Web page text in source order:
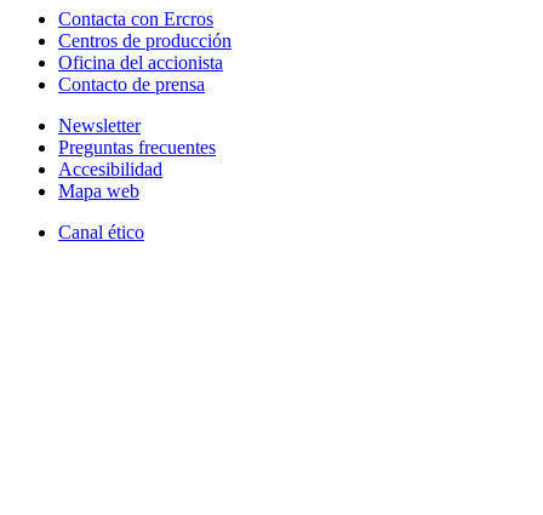
Contacta con Ercros
Centros de producción
Oficina del accionista
Contacto de prensa
Newsletter
Preguntas frecuentes
Accesibilidad
Mapa web
Canal ético